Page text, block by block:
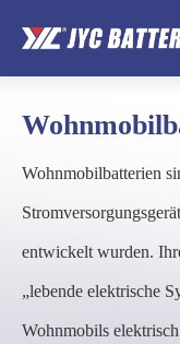
Wohnmobilbatterien
entwickelt wurden.
„lebende elektrische
Wohnmobils